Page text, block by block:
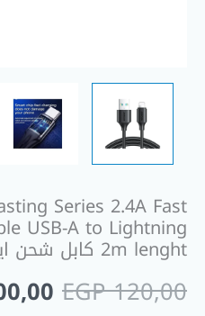
Series 2.4A Fast
USB-A to Lightning
2m lenght كابل شحن ايفون ٢ متر
EGP120,00
Lightning
lenght
كابل
ايفون
٢
متر